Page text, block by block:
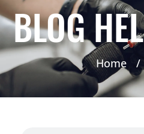
BLOG
Home /